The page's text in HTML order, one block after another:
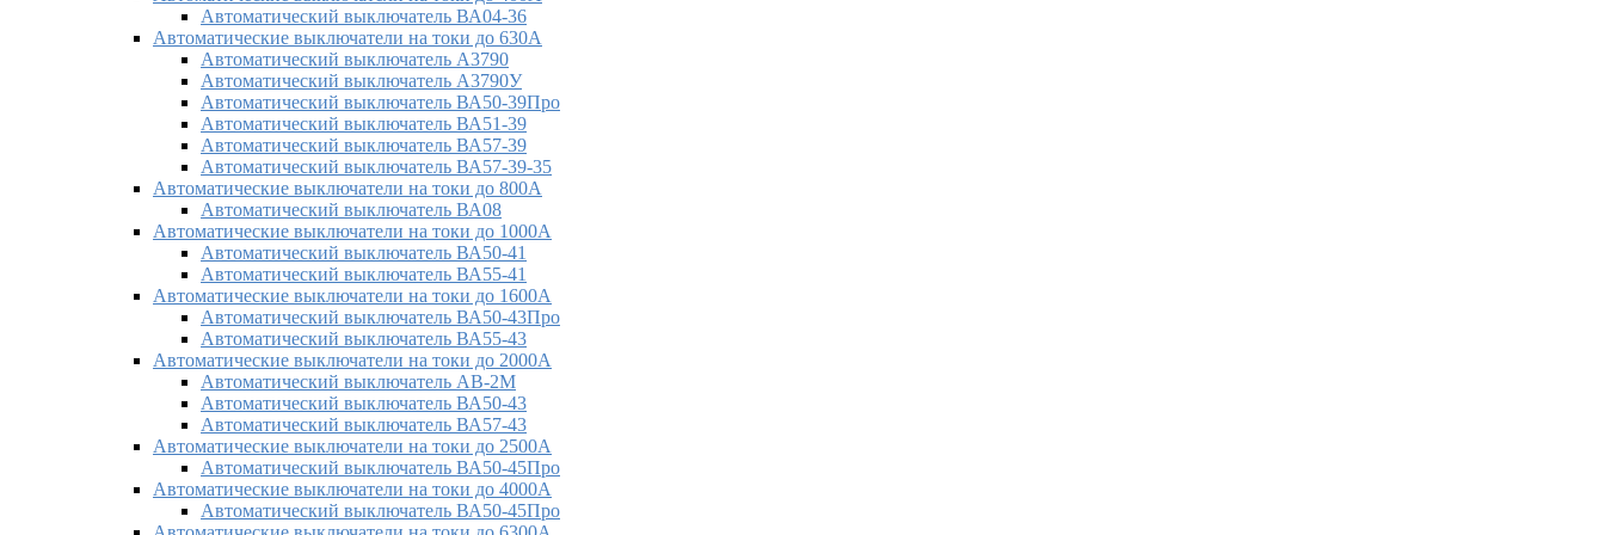
Автоматический выключатель ВА04-36
Автоматические выключатели на токи до 630А
Автоматический выключатель А3790
Автоматический выключатель А3790У
Автоматический выключатель ВА50-39Про
Автоматический выключатель ВА51-39
Автоматический выключатель ВА57-39
Автоматический выключатель ВА57-39-35
Автоматические выключатели на токи до 800А
Автоматический выключатель ВА08
Автоматические выключатели на токи до 1000А
Автоматический выключатель ВА50-41
Автоматический выключатель ВА55-41
Автоматические выключатели на токи до 1600А
Автоматический выключатель ВА50-43Про
Автоматический выключатель ВА55-43
Автоматические выключатели на токи до 2000А
Автоматический выключатель АВ-2М
Автоматический выключатель ВА50-43
Автоматический выключатель ВА57-43
Автоматические выключатели на токи до 2500А
Автоматический выключатель ВА50-45Про
Автоматические выключатели на токи до 4000А
Автоматический выключатель ВА50-45Про